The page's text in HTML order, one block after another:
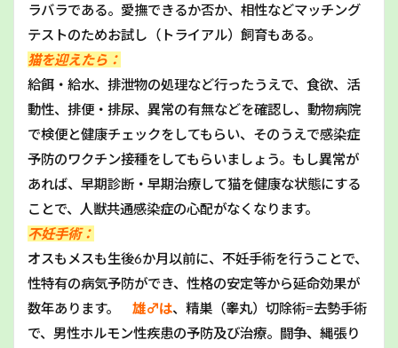
ラバラである。愛撫できるか否か、相性などマッチング
テストのためお試し（トライアル）飼育もある。
猫を迎えたら：
給餌・給水、排泄物の処理など行ったうえで、食欲、活
動性、排便・排尿、異常の有無などを確認し、動物病院
で検便と健康チェックをしてもらい、そのうえで感染症
予防のワクチン接種をしてもらいましょう。もし異常が
あれば、早期診断・早期治療して猫を健康な状態にする
ことで、人獣共通感染症の心配がなくなります。
不妊手術：
オスもメスも生後6か月以前に、不妊手術を行うことで、
性特有の病気予防ができ、性格の安定等から延命効果が
数年あります。 雄♂は、精巣（睾丸）切除術=去勢手術
で、男性ホルモン性疾患の予防及び治療。闘争、縄張り